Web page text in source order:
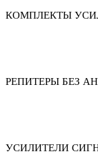
КОМПЛЕКТЫ
РЕПИТЕРЫ БЕЗ
УСИЛИТЕЛИ